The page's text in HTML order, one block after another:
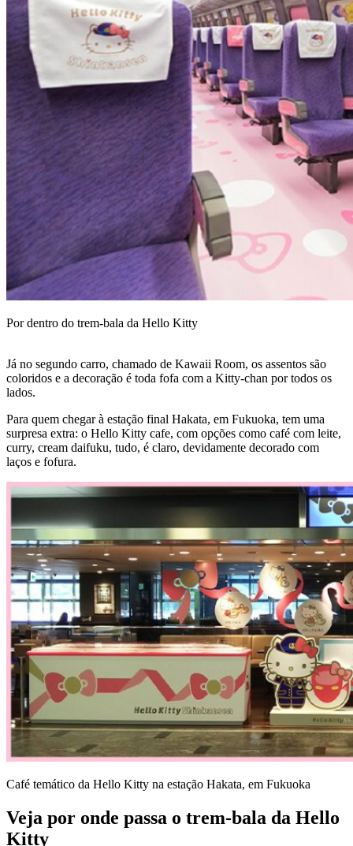
Por dentro do trem-bala da Hello Kitty
Já no segundo carro, chamado de Kawaii Room, os assentos são
coloridos e a decoração é toda fofa com a Kitty-chan por todos os
lados.
Para quem chegar à estação final Hakata, em Fukuoka, tem uma
surpresa extra: o Hello Kitty cafe, com opções como café com leite,
curry, cream daifuku, tudo, é claro, devidamente decorado com
laços e fofura.
Café temático da Hello Kitty na estação Hakata, em Fukuoka
Veja por onde passa o trem-bala da Hello
Kitty